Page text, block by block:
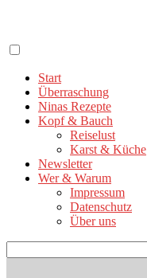
springen
Start
Überraschung
Ninas Rezepte
Kopf & Bauch
Reiselust
Karst & Küche
Newsletter
Wer & Warum
Impressum
Datenschutz
Über uns
nach: